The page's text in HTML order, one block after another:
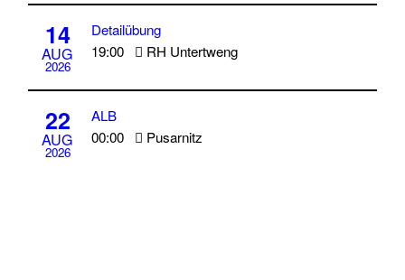
14
AUG
2026
Detailübung
19:00
RH Untertweng
22
AUG
2026
ALB
00:00
Pusarnitz